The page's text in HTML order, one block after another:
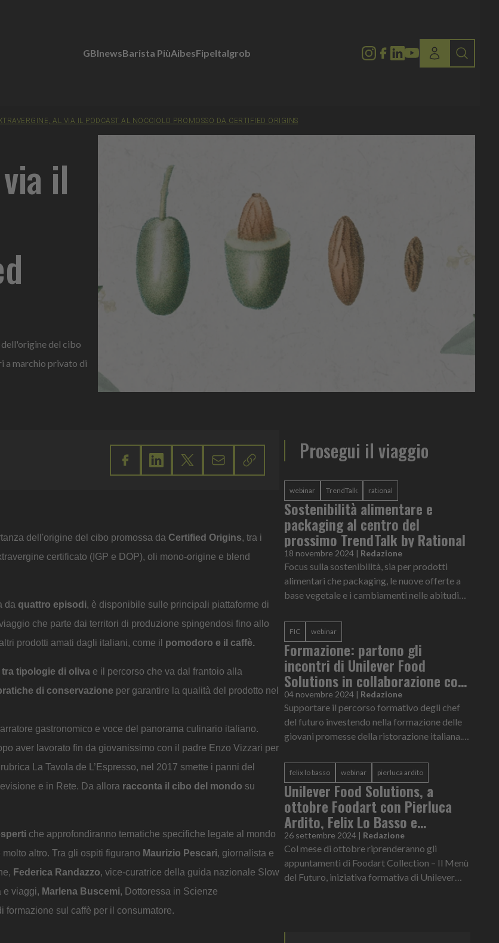
GBInewsBarista PiùAibesFipeItalgrob
AL VIA IL PODCAST AL NOCCIOLO PROMOSSO DA CERTIFIED ORIGINS
il
del cibo
a marchio privato di
dell'origine del cibo promossa da Certified Origins, tra i
certificato (IGP e DOP), oli mono-origine e blend
da quattro episodi, è disponibile sulle principali piattaforme di
che parte dai territori di produzione spingendosi fino allo
altri prodotti amati dagli italiani, come il pomodoro e il caffè.
tipologie di oliva e il percorso che va dal frantoio alla
di conservazione per garantire la qualità del prodotto nel
gastronomico e voce del panorama culinario italiano.
aver lavorato fin da giovanissimo con il padre Enzo Vizzari per
La Tavola de L’Espresso, nel 2017 smette i panni del
e in Rete. Da allora racconta il cibo del mondo su
che approfondiranno tematiche specifiche legate al mondo
altro. Tra gli ospiti figurano Maurizio Pescari, giornalista e
Federica Randazzo, vice-curatrice della guida nazionale Slow
e viaggi, Marlena Buscemi, Dottoressa in Scienze
formazione sul caffè per il consumatore.
Prosegui il viaggio
webinar TrendTalk rational
Sostenibilità alimentare e
packaging al centro del
prossimo TrendTalk by Rational
18 novembre 2024 | Redazione
Focus sulla sostenibilità, sia per prodotti
alimentari che packaging, le nuove offerte a
base vegetale e i cambiamenti nelle abitudini
impatto sugli sviluppi fu...
FIC webinar
Formazione: partono gli
incontri di Unilever Food
Solutions in collaborazione con
Fic
04 novembre 2024 | Redazione
Supportare il percorso formativo degli chef
del futuro investendo nella formazione delle
giovani promesse della ristorazione italiana.
Domani", progetto ideato...
felix lo basso webinar pierluca ardito
Unilever Food Solutions, a
ottobre Foodart con Pierluca
Ardito, Felix Lo Basso e
Tommaso Foglia
26 settembre 2024 | Redazione
Col mese di ottobre riprenderanno gli
appuntamenti di Foodart Collection – Il Menù
del Futuro, iniziativa formativa di Unilever